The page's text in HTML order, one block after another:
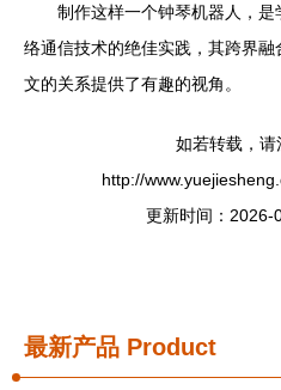
制作这样一个钟琴机器人，
络通信技术的绝佳实践，其跨界
文的关系提供了有趣的视角。
如若转载，请
http://
更新时间：2026-
最新产品 Product